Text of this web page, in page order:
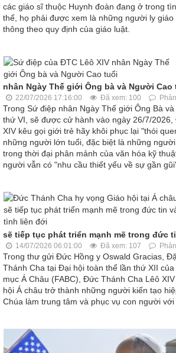
các giáo sĩ thuộc Huynh đoàn đang ở trong
thế, họ phải được xem là những người ly giáo
thông theo quy định của giáo luật.
nhân Ngày Thế giới Ông bà và Người Cao
22/07/2026 17:16:00 Đã xem: 100
Trong Sứ điệp nhân Ngày Thế giới Ông Bà
thứ VI, sẽ được cử hành vào ngày 26/7/
XIV kêu gọi giới trẻ hãy khôi phục lại "thói
những người lớn tuổi, đặc biệt là những
trong thời đại phân mảnh của văn hóa kỹ
người vẫn có "nhu cầu thiết yếu về sự gần
sẽ tiếp tục phát triển mạnh mẽ trong đức
14/07/2026 06:01:00 Đã xem: 107
Trong thư gửi Đức Hồng y Oswald Gracias,
Thánh Cha tại Đại hội toàn thể lần thứ XII
mục Á Châu (FABC), Đức Thánh Cha Lêô
hội Á châu trở thành những người kiến tạo
Chúa làm trung tâm và phục vụ con người với